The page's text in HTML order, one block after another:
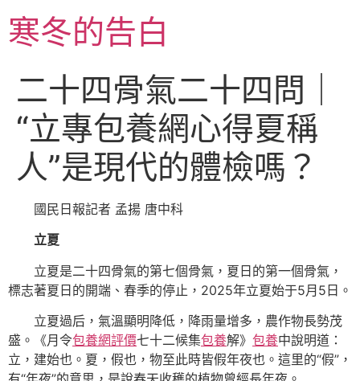
至
主寒冬的告白
二十四骨氣二十四問｜
“立專包養網心得夏稱
人”是現代的體檢嗎？
國民日報記者 孟揚 唐中科
立夏
立夏是二十四骨氣的第七個骨氣，夏日的第一個骨氣，
標志著夏日的開端、春季的停止，2025年立夏始于5月5日。
立夏過后，氣溫顯明降低，降雨量增多，農作物長勢茂
盛。《月令包養網評價七十二候集包養解》 包養中說明道：
立，建始也。夏，假也，物至此時皆假年夜也。這里的“假”，